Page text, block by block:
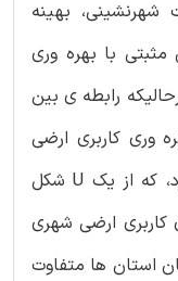
بهینه
با بهره وری
رابطه ی بین
وری کاربری ارضی
شهری به سطح شهرنشینی بستگی دارد، که از یک U شکل
کاربری ارضی شهری
استان ها متفاوت